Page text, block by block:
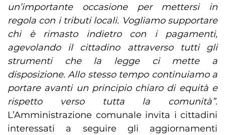
un’importante occasione per mettersi in
regola con i tributi locali. Vogliamo supportare
chi è rimasto indietro con i pagamenti,
agevolando il cittadino attraverso tutti gli
strumenti che la legge ci mette a
disposizione. Allo stesso tempo continuiamo a
portare avanti un principio chiaro di equità e
rispetto verso tutta la comunità”.
L’Amministrazione comunale invita i cittadini
interessati a seguire gli aggiornamenti